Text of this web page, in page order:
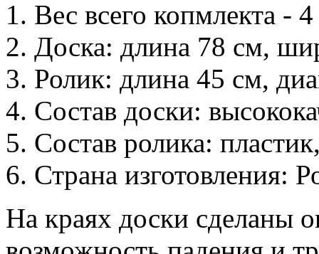
1. Вес всего копмлекта - 4
2. Доска: длина 78 см,
3. Ролик: длина 45 см,
4. Состав доски:
5. Состав ролика:
6. Страна изготовления:
На краях доски сделаны